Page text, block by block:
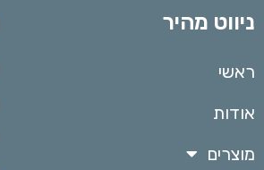
ניווט מהיר
ראשי
אודות
מוצרים